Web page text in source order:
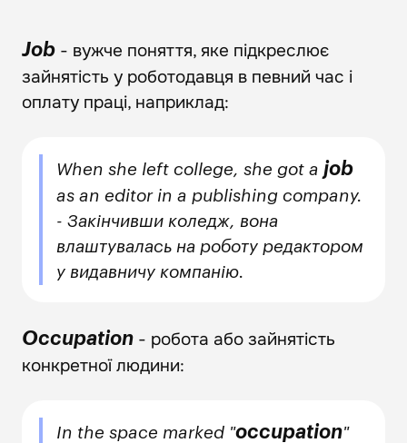
Job- вужче поняття, яке підкреслює
зайнятість у роботодавця в певний час і
оплату праці, наприклад:
When she left college, she got ajob
as an editor in a publishing company.
- Закінчивши коледж, вона
влаштувалась на роботу редактором
у видавничу компанію.
Occupation- робота або зайнятість
конкретної людини:
In the space marked "occupation"